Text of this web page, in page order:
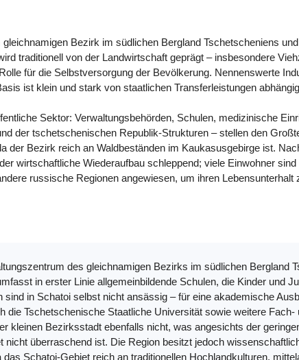
Bezirk im südlichen Bergland Tschetscheniens
traditionell von der Landwirtschaft geprägt – insbesondere
für die Selbstversorgung der Bevölkerung. Nennenswerte
ist klein und stark von staatlichen Transferleistungen
Sektor: Verwaltungsbehörden, Schulen, medizinische
der tschetschenischen Republik-Strukturen – stellen den
der Bezirk reich an Waldbeständen im Kaukasusgebirge ist.
wirtschaftliche Wiederaufbau schleppend; viele Einwohner
russische Regionen angewiesen, um ihren Lebensunterhalt
des gleichnamigen Bezirks im südlichen Bergland
in erster Linie allgemeinbildende Schulen, die Kinder und
in Schatoi selbst nicht ansässig – für eine akademische
die Tschetschenische Staatliche Universität sowie weitere
kleinen Bezirksstadt ebenfalls nicht, was angesichts der
nicht überraschend ist. Die Region besitzt jedoch
Schatoi-Gebiet reich an traditionellen Hochlandkulturen,